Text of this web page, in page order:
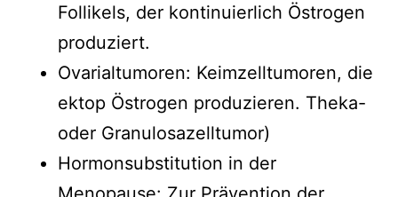
Follikels, der kontinuierlich Östrogen
produziert.
Ovarialtumoren: Keimzelltumoren, die
ektop Östrogen produzieren. Theka-
oder Granulosazelltumor)
Hormonsubstitution in der